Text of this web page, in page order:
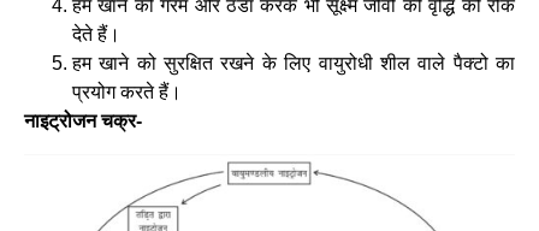
हम खाने को गरम और ठंडा करके भी सूक्ष्म जीवों की वृद्धि को रोक
देते हैं।
हम खाने को सुरक्षित रखने के लिए वायुरोधी शील वाले पैक्टो का
प्रयोग करते हैं।
नाइट्रोजन चक्र-